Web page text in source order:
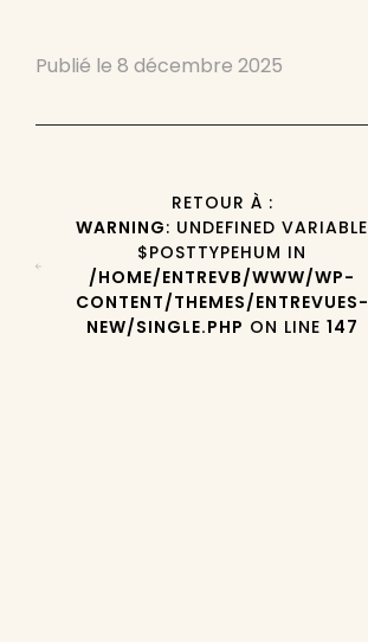
Publié le 8 décembre 2025
RETOUR À :
WARNING: UNDEFINED VARIABLE
$POSTTYPEHUM IN
/HOME/ENTREVB/WWW/WP-
CONTENT/THEMES/ENTREVUES-
NEW/SINGLE.PHP ON LINE 147